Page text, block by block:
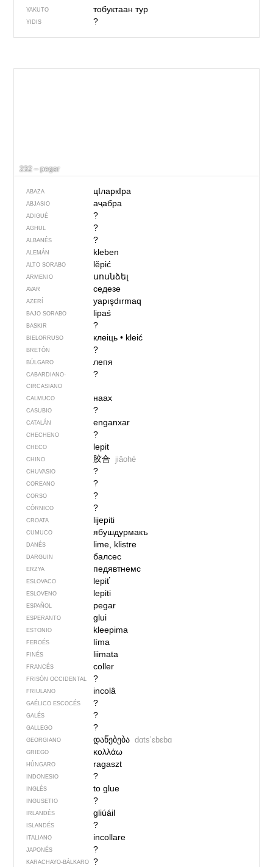
YAKUTO тобуктаан тур
YIDIS ?
232 – pegar
ABAZA цIларкIра
ABJASIO аҷабра
ADIGUÉ ?
AGHUL ?
ALBANÉS ?
ALEMÁN kleben
ALTO SORABO lěpić
ARMENIO սոսնձել
AVAR седезе
AZERÍ yapışdırmaq
BAJO SORABO lipaś
BASKIR ?
BIELORRUSO клеіць• kleić
BRETÓN ?
BÚLGARO лепя
CABARDIANO-
CIRCASIANO
?
CALMUCO наах
CASUBIO ?
CATALÁN enganxar
CHECHENO ?
CHECO lepit
CHINO 胶合 jiāohé
CHUVASIO ?
COREANO ?
CORSO ?
CÓRNICO ?
CROATA lijepiti
CUMUCO ябушдурмакъ
DANÉS lime, klistre
DARGUIN балсес
ERZYA педявтнемс
ESLOVACO lepiť
ESLOVENO lepiti
ESPAÑOL pegar
ESPERANTO glui
ESTONIO kleepima
FEROÉS líma
FINÉS liimata
FRANCÉS coller
FRISÓN OCCIDENTAL ?
FRIULANO incolâ
GAÉLICO ESCOCÉS ?
GALÉS ?
GALLEGO ?
GEORGIANO დაწებება dɑtsʼɛbɛbɑ
GRIEGO κολλάω
HÚNGARO ragaszt
INDONESIO ?
INGLÉS to glue
INGUSETIO ?
IRLANDÉS gliúáil
ISLANDÉS ?
ITALIANO incollare
JAPONÉS ?
KARACHAYO-BÁLKARO ?